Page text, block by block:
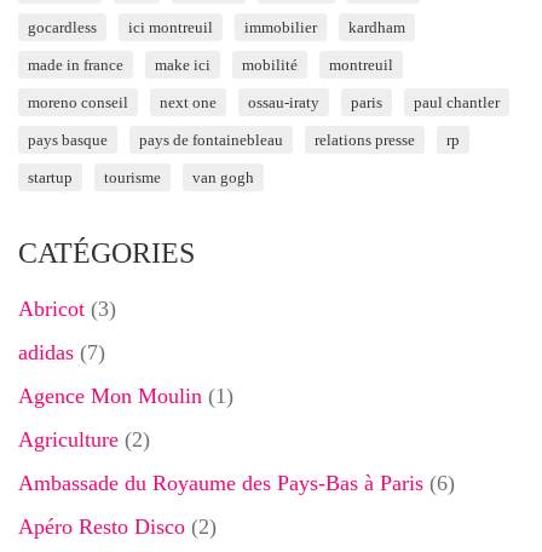
gocardless ici montreuil immobilier kardham
made in france make ici mobilité montreuil
moreno conseil next one ossau-iraty paris paul chantler
pays basque pays de fontainebleau relations presse rp
startup tourisme van gogh
CATÉGORIES
Abricot (3)
adidas (7)
Agence Mon Moulin (1)
Agriculture (2)
Ambassade du Royaume des Pays-Bas à Paris (6)
Apéro Resto Disco (2)